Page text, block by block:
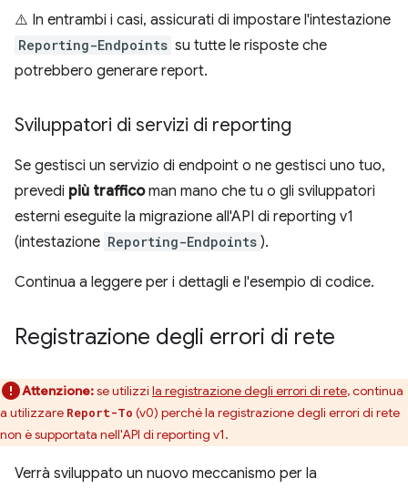
⚠️ In entrambi i casi, assicurati di impostare l'intestazione
Reporting-Endpoints su tutte le risposte che
potrebbero generare report.
Sviluppatori di servizi di reporting
Se gestisci un servizio di endpoint o ne gestisci uno tuo,
prevedi più trafficoman mano che tu o gli sviluppatori
esterni eseguite la migrazione all'API di reporting v1
(intestazione Reporting-Endpoints ).
Continua a leggere per i dettagli e l'esempio di codice.
Registrazione degli errori di rete
Attenzione:se utilizzi la registrazione degli errori di rete, continua
a utilizzare Report-To (v0) perché la registrazione degli errori di rete
non è supportata nell'API di reporting v1.
Verrà sviluppato un nuovo meccanismo per la